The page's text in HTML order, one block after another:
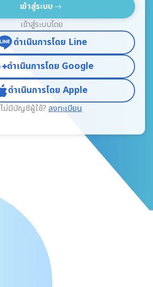
เข้าสู่ระบบ
เข้าสู่ระบบโดย
ดำเนินการโดย Line
ดำเนินการโดย Google
ดำเนินการโดย Apple
ไม่มีบัญชีผู้ใช้? ลงทะเบียน